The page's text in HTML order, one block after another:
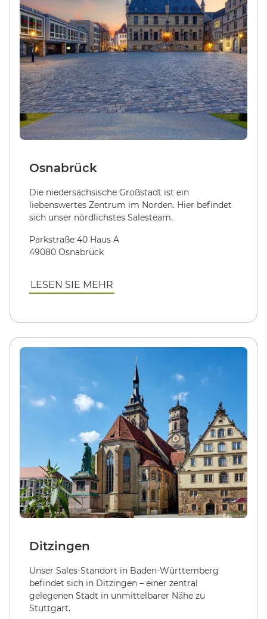
Osnabrück
Die niedersächsische Großstadt ist ein
liebenswertes Zentrum im Norden. Hier befindet
sich unser nördlichstes Salesteam.
Parkstraße 40 Haus A
49080 Osnabrück
LESEN SIE MEHR
Ditzingen
Unser Sales-Standort in Baden-Württemberg
befindet sich in Ditzingen – einer zentral
gelegenen Stadt in unmittelbarer Nähe zu
Stuttgart.